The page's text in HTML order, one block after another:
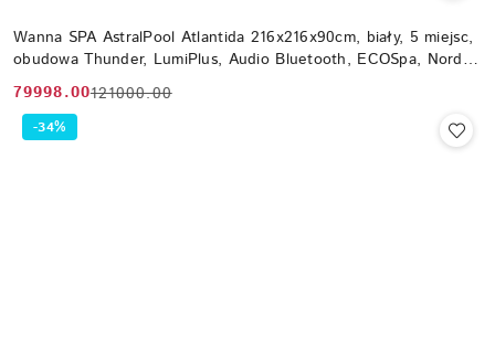
Wanna SPA AstralPool Atlantida 216x216x90cm, biały, 5 miejsc,
obudowa Thunder, LumiPlus, Audio Bluetooth, ECOSpa, Nordic
WiFi
Cena
promocyjna:
79998.00
Cena
przed
121000.00
-34%